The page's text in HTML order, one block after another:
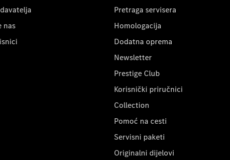
nas
Pretraga servisera
Homologacija
Dodatna oprema
Newsletter
Prestige Club
Korisnički priručnici
Collection
Pomoć na cesti
Servisni paketi
Originalni dijelovi